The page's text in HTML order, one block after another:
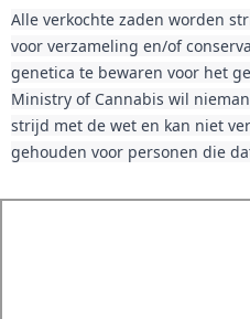
Alle verkochte zaden worden
voor verzameling en/of
genetica te bewaren voor het
Ministry of Cannabis wil
strijd met de wet en kan niet
gehouden voor personen die